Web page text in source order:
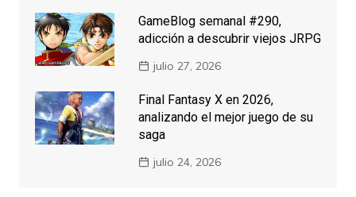
GameBlog semanal #290,
adicción a descubrir viejos JRPG
julio 27, 2026
Final Fantasy X en 2026,
analizando el mejor juego de su
saga
julio 24, 2026